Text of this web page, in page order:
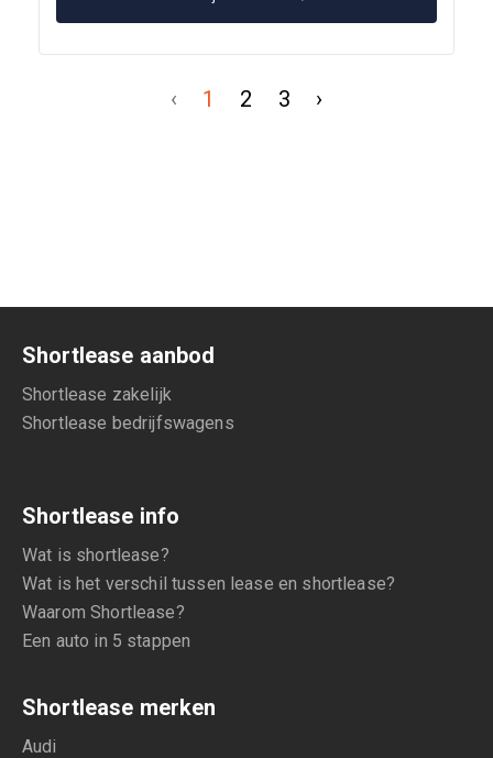
‹ 1 2 3 ›
Shortlease aanbod
Shortlease zakelijk
Shortlease bedrijfswagens
Shortlease info
Wat is shortlease?
Wat is het verschil tussen lease en shortlease?
Waarom Shortlease?
Een auto in 5 stappen
Shortlease merken
Audi